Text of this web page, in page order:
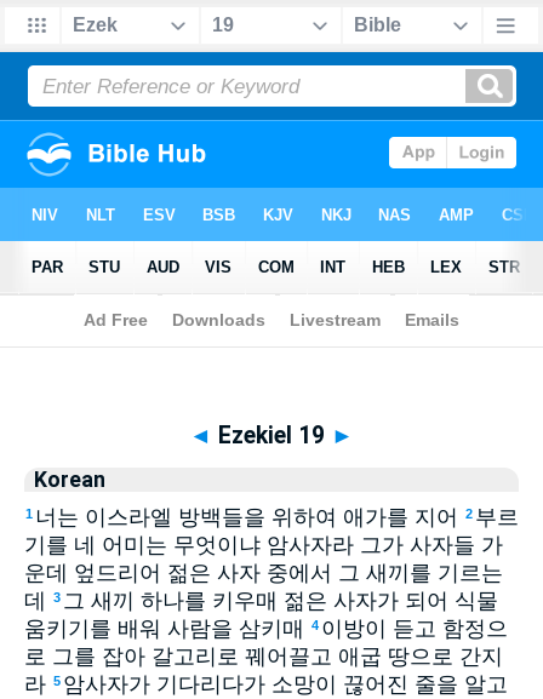
Biblia >Korean> Ezekiel 19
◄ Ezekiel 19 ►
Korean
1 너는 이스라엘 방백들을 위하여 애가를 지어 2 부르
기를 네 어미는 무엇이냐 암사자라 그가 사자들 가
운데 엎드리어 젊은 사자 중에서 그 새끼를 기르는
데
3 그 새끼 하나를 키우매 젊은 사자가 되어 식물
움키기를 배워 사람을 삼키매
4 이방이 듣고 함정으
로 그를 잡아 갈고리로 꿰어끌고 애굽 땅으로 간지
라 5 암사자가 기다리다가 소망이 끊어진 줄을 알고